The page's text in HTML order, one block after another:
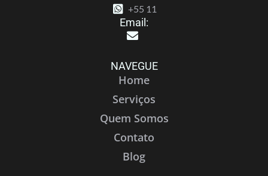
+55 11
Email:
NAVEGUE
Home
Serviços
Quem Somos
Contato
Blog